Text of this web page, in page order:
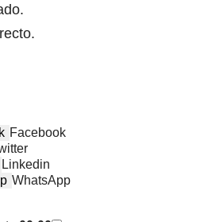
Facebook
Linkedin
WhatsApp